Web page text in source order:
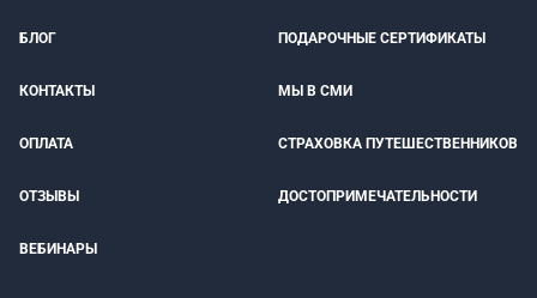
БЛОГ ПОДАРОЧНЫЕ СЕРТИФИКАТЫ
КОНТАКТЫ МЫ В СМИ
ОПЛАТА СТРАХОВКА ПУТЕШЕСТВЕННИКОВ
ОТЗЫВЫ ДОСТОПРИМЕЧАТЕЛЬНОСТИ
ВЕБИНАРЫ